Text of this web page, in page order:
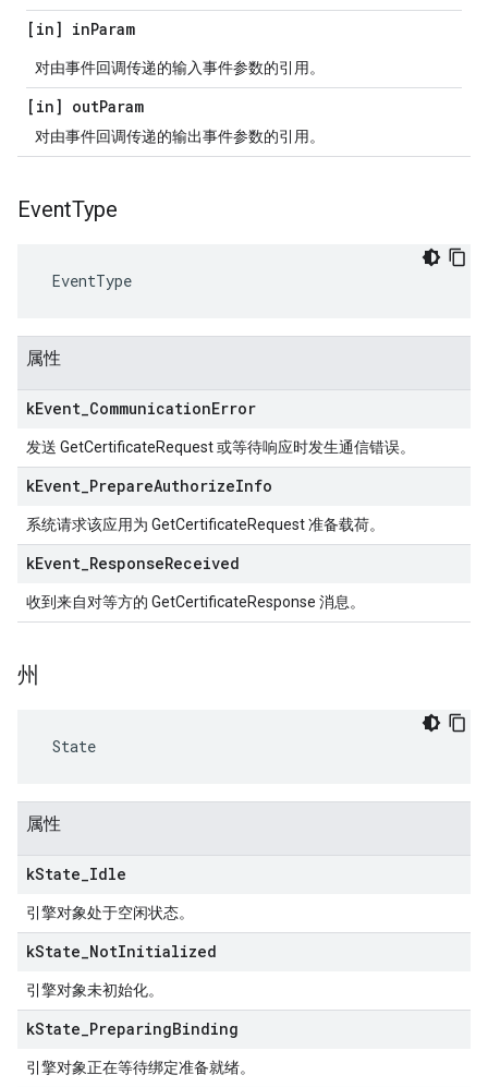
[in] inParam
对由事件回调传递的输入事件参数的引用。
[in] outParam
对由事件回调传递的输出事件参数的引用。
EventType
EventType
属性
kEvent CommunicationError
发送 GetCertificateRequest 或等待响应时发生通信错误。
kEvent PrepareAuthorizeInfo
系统请求该应用为 GetCertificateRequest 准备载荷。
kEvent ResponseReceived
收到来自对等方的 GetCertificateResponse 消息。
州
State
属性
kState Idle
引擎对象处于空闲状态。
kState NotInitialized
引擎对象未初始化。
kState PreparingBinding
引擎对象正在等待绑定准备就绪。